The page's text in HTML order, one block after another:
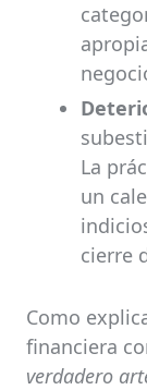
La
un
cierre
Como
financiera
verdadero